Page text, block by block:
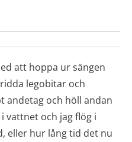
att hoppa ur sängen
legobitar och
andetag och höll andan
vattnet och jag flög i
eller hur lång tid det nu